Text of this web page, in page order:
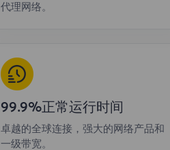
代理网络。
99.9%正常运行时间
卓越的全球连接，强大的网络产品和
一级带宽。